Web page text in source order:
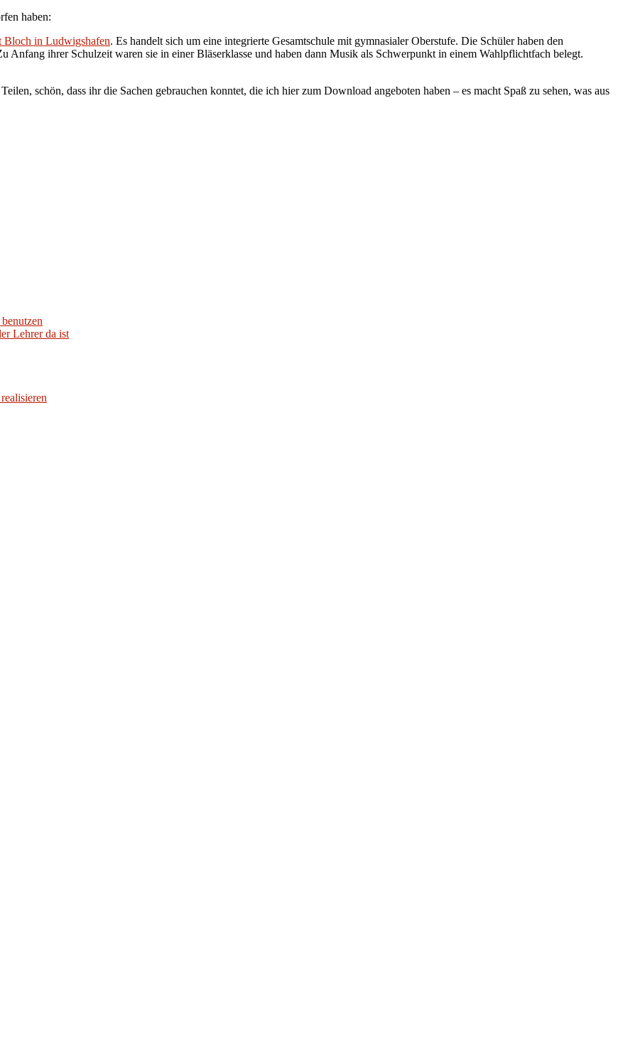
haben:
Bloch in Ludwigshafen. Es handelt sich um eine integrierte Gesamtschule mit gymnasialer Oberstufe. Die Schüler haben den
ihrer Schulzeit waren sie in einer Bläserklasse und haben dann Musik als Schwerpunkt in einem Wahlpflichtfach belegt.
schön, dass ihr die Sachen gebrauchen konntet, die ich hier zum Download angeboten haben – es macht Spaß zu sehen, was aus
Lehrer da ist